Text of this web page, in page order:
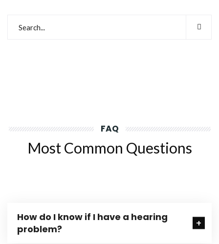
FAQ
Most Common Questions
How do I know if I have a hearing
problem?